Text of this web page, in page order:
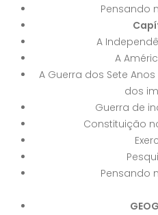
Pensando
A
A
A Guerra dos Sete
dos
Guerra de
Constituição
Pensando